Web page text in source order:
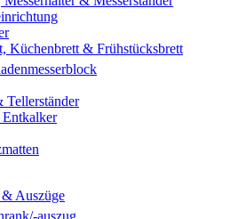
Küchenbrett & Frühstücksbrett
Tellerständer
Auszüge
auszug